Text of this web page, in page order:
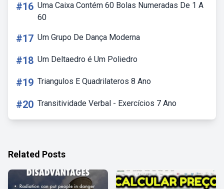
#16 Uma Caixa Contém 60 Bolas Numeradas De 1 A
60
#17 Um Grupo De Dança Moderna
#18 Um Deltaedro é Um Poliedro
#19 Triangulos E Quadrilateros 8 Ano
#20 Transitividade Verbal - Exercícios 7 Ano
Related Posts